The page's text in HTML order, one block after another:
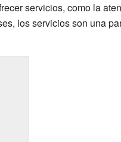
servicios, como la
los servicios son una